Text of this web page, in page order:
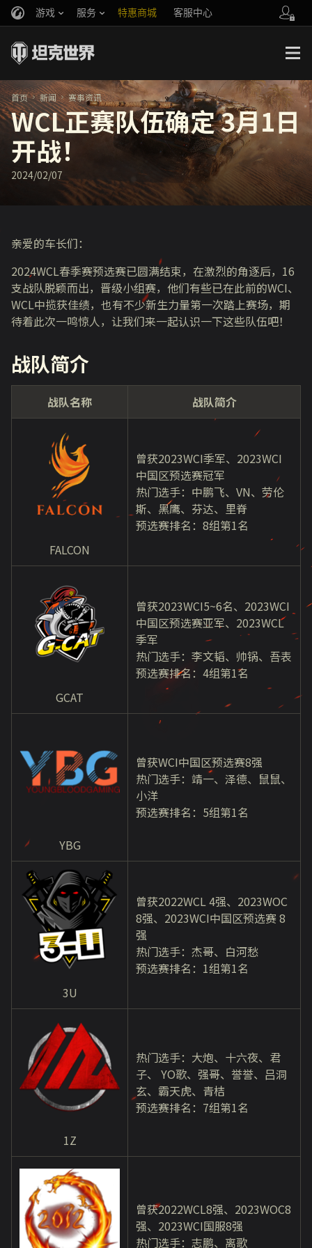
游戏 服务 特惠商城 客服中心
你好，吾久
万圣节
《以战止战》
官方自媒体
首页 新闻 赛事资讯
WCL正赛队伍确定 3月1日
开战！
2024/02/07
亲爱的车长们：
2024WCL春季赛预选赛已圆满结束，在激烈的角逐后，16
支战队脱颖而出，晋级小组赛，他们有些已在此前的WCI、
WCL中揽获佳绩，也有不少新生力量第一次踏上赛场，期
待着此次一鸣惊人，让我们来一起认识一下这些队伍吧！
战队简介
战队名称 战队简介
FALCON
曾获2023WCI季军、2023WCI
中国区预选赛冠军
热门选手：中鹏飞、VN、劳伦
斯、黑鹰、芬达、里脊
预选赛排名：8组第1名
GCAT
曾获2023WCI5~6名、2023WCI
中国区预选赛亚军、2023WCL
季军
热门选手：李文韬、帅锅、吾表
预选赛排名：4组第1名
YBG
曾获WCI中国区预选赛8强
热门选手：靖一、泽德、鼠鼠、
小洋
预选赛排名：5组第1名
3U
曾获2022WCL 4强、2023WOC
8强、2023WCI中国区预选赛 8
强
热门选手：杰哥、白河愁
预选赛排名：1组第1名
1Z
热门选手：大炮、十六夜、君
子、 YO歌、强哥、誉誉、吕洞
玄、霸天虎、青桔
预选赛排名：7组第1名
曾获2022WCL8强、2023WOC8
强、2023WCI国服8强
热门选手：志鹏、离歌